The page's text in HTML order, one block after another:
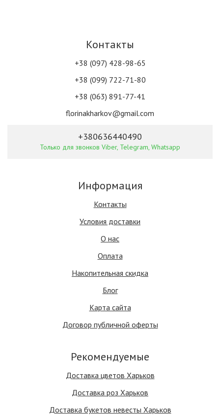
Контакты
+38 (097) 428-98-65
+38 (099) 722-71-80
+38 (063) 891-77-41
florinakharkov@gmail.com
+380636440490
Только для звонков Viber, Telegram, Whatsapp
Информация
Контакты
Условия доставки
О нас
Оплата
Накопительная скидка
Блог
Карта сайта
Договор публичной оферты
Рекомендуемые
Доставка цветов Харьков
Доставка роз Харьков
Доставка букетов невесты Харьков